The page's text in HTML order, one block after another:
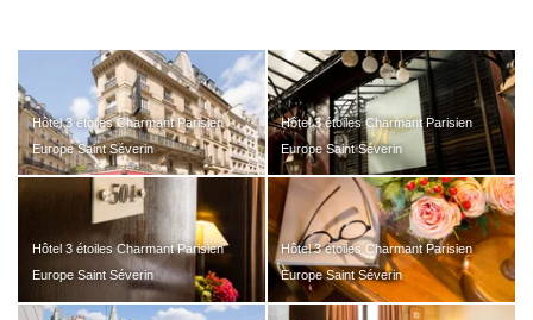
Hôtel 3 étoiles Charmant Parisien
Europe Saint Séverin
Hôtel 3 étoiles Charmant Parisien
Europe Saint Séverin
Hôtel 3 étoiles Charmant Parisien
Europe Saint Séverin
Hôtel 3 étoiles Charmant Parisien
Europe Saint Séverin